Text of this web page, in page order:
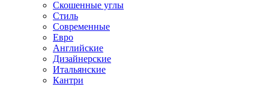
Скошенные углы
Стиль
Современные
Евро
Английские
Дизайнерские
Итальянские
Кантри